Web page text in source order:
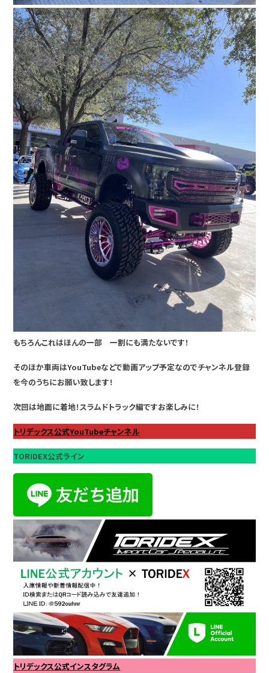
もちろんこれはほんの一部 一割にも満たないです！
そのほか車両はYouTubeなどで動画アップ予定なのでチャンネル登録
を今のうちにお願い致します！
次回は地面に着地！スラムドトラック編ですお楽しみに！
トリデックス公式YouTubeチャンネル
TORIDEX公式ライン
トリデックス公式インスタグラム